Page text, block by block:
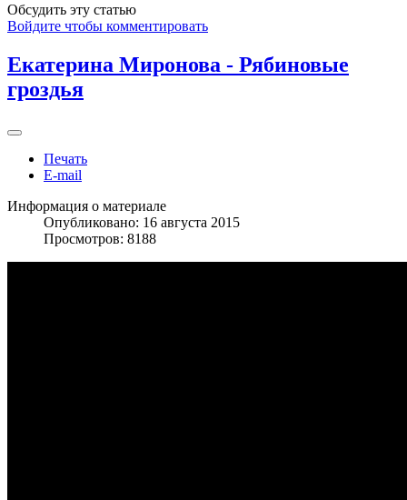
Обсудить эту статью
Войдите чтобы комментировать
Екатерина Миронова - Рябиновые
гроздья
Печать
E-mail
Информация о материале
Опубликовано: 16 августа 2015
Просмотров: 8188